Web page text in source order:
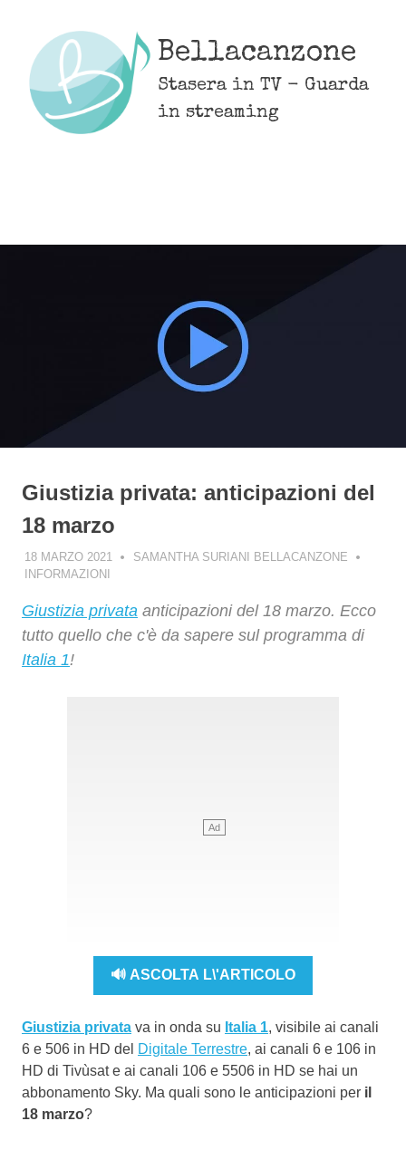
content
Bellacanzone
Stasera in TV - Guarda
in streaming
Giustizia privata: anticipazioni del
18 marzo
18 MARZO 2021
SAMANTHA SURIANI BELLACANZONE
INFORMAZIONI
Giustizia privata anticipazioni del 18 marzo. Ecco
tutto quello che c'è da sapere sul programma di
Italia 1!
🔊 ASCOLTA L\'ARTICOLO
Giustizia privata va in onda su Italia 1, visibile ai canali
6 e 506 in HD del Digitale Terrestre, ai canali 6 e 106 in
HD di Tivùsat e ai canali 106 e 5506 in HD se hai un
abbonamento Sky. Ma quali sono le anticipazioni per il
18 marzo?